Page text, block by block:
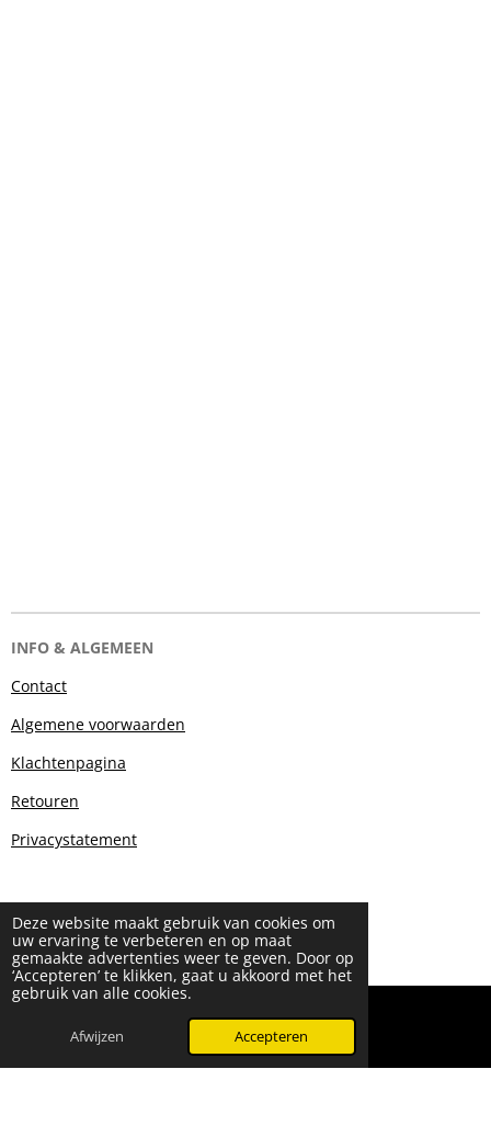
Deze website maakt gebruik van cookies om
uw ervaring te verbeteren en op maat
gemaakte advertenties weer te geven. Door op
‘Accepteren’ te klikken, gaat u akkoord met het
gebruik van alle cookies.
Afwijzen Accepteren
INFO & ALGEMEEN
Contact
Algemene voorwaarden
Klachtenpagina
Retouren
Privacystatement
© 2024 - 2026 Beauty & More by Robyn
WhatsApp